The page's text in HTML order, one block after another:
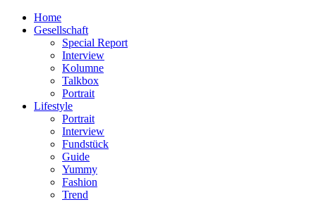
Home
Gesellschaft
Special Report
Interview
Kolumne
Talkbox
Portrait
Lifestyle
Portrait
Interview
Fundstück
Guide
Yummy
Fashion
Trend